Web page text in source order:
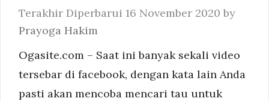
16 November 2020 by
Prayoga Hakim
Ogasite.com – Saat ini banyak sekali video
tersebar di facebook, dengan kata lain Anda
pasti akan mencoba mencari tau untuk